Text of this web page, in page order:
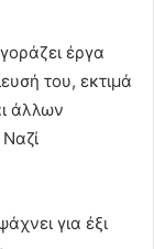
έργα
του, εκτιμά
άλλων
για έξι